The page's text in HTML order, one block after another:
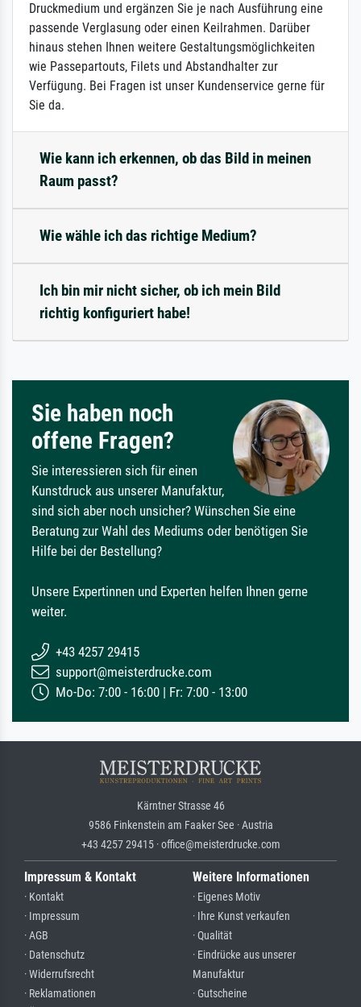
Druckmedium und ergänzen Sie je nach Ausführung eine
passende Verglasung oder einen Keilrahmen. Darüber
hinaus stehen Ihnen weitere Gestaltungsmöglichkeiten
wie Passepartouts, Filets und Abstandhalter zur
Verfügung. Bei Fragen ist unser Kundenservice gerne für
Sie da.
Wie kann ich erkennen, ob das Bild in meinen
Raum passt?
Wie wähle ich das richtige Medium?
Ich bin mir nicht sicher, ob ich mein Bild
richtig konfiguriert habe!
Sie haben noch
offene Fragen?
Sie interessieren sich für einen
Kunstdruck aus unserer Manufaktur,
sind sich aber noch unsicher? Wünschen Sie eine
Beratung zur Wahl des Mediums oder benötigen Sie
Hilfe bei der Bestellung?
Unsere Expertinnen und Experten helfen Ihnen gerne
weiter.
+43 4257 29415
support@meisterdrucke.com
Mo-Do: 7:00 - 16:00 | Fr: 7:00 - 13:00
Kärntner Strasse 46
9586 Finkenstein am Faaker See · Austria
+43 4257 29415 · office@meisterdrucke.com
Impressum & Kontakt
· Kontakt
· Impressum
· AGB
· Datenschutz
· Widerrufsrecht
· Reklamationen
Weitere Informationen
· Eigenes Motiv
· Ihre Kunst verkaufen
· Qualität
· Eindrücke aus unserer
Manufaktur
· Gutscheine